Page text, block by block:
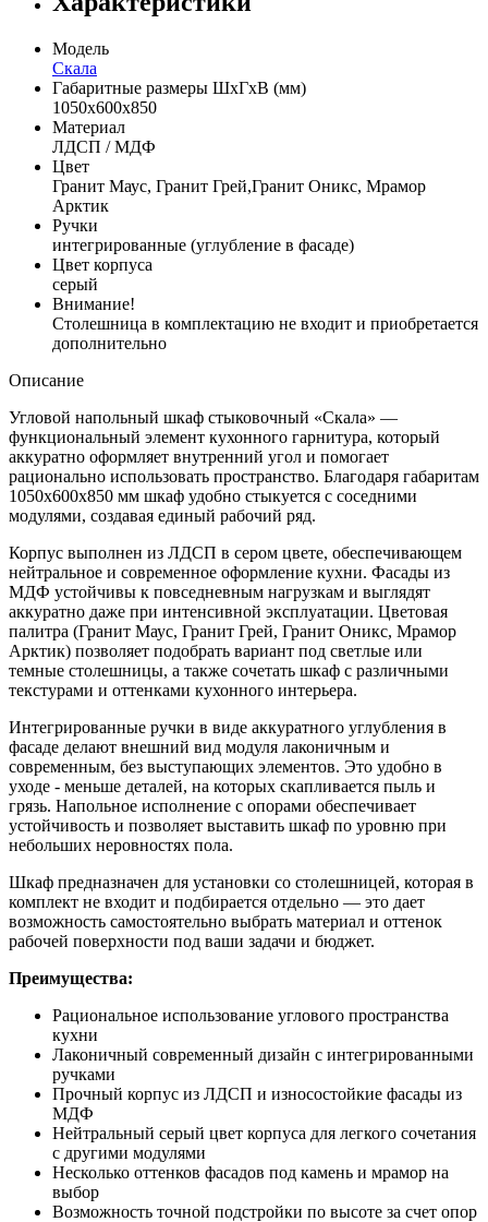
Модель
Скала
Габаритные размеры ШхГхВ (мм)
1050х600х850
Материал
ЛДСП / МДФ
Цвет
Гранит Маус, Гранит Грей,Гранит Оникс, Мрамор
Арктик
Ручки
интегрированные (углубление в фасаде)
Цвет корпуса
серый
Внимание!
Столешница в комплектацию не входит и приобретается
дополнительно
Описание
Угловой напольный шкаф стыковочный «Скала» —
функциональный элемент кухонного гарнитура, который
аккуратно оформляет внутренний угол и помогает
рационально использовать пространство. Благодаря габаритам
1050x600x850 мм шкаф удобно стыкуется с соседними
модулями, создавая единый рабочий ряд.
Корпус выполнен из ЛДСП в сером цвете, обеспечивающем
нейтральное и современное оформление кухни. Фасады из
МДФ устойчивы к повседневным нагрузкам и выглядят
аккуратно даже при интенсивной эксплуатации. Цветовая
палитра (Гранит Маус, Гранит Грей, Гранит Оникс, Мрамор
Арктик) позволяет подобрать вариант под светлые или
темные столешницы, а также сочетать шкаф с различными
текстурами и оттенками кухонного интерьера.
Интегрированные ручки в виде аккуратного углубления в
фасаде делают внешний вид модуля лаконичным и
современным, без выступающих элементов. Это удобно в
уходе - меньше деталей, на которых скапливается пыль и
грязь. Напольное исполнение с опорами обеспечивает
устойчивость и позволяет выставить шкаф по уровню при
небольших неровностях пола.
Шкаф предназначен для установки со столешницей, которая в
комплект не входит и подбирается отдельно — это дает
возможность самостоятельно выбрать материал и оттенок
рабочей поверхности под ваши задачи и бюджет.
Преимущества:
Рациональное использование углового пространства
кухни
Лаконичный современный дизайн с интегрированными
ручками
Прочный корпус из ЛДСП и износостойкие фасады из
МДФ
Нейтральный серый цвет корпуса для легкого сочетания
с другими модулями
Несколько оттенков фасадов под камень и мрамор на
выбор
Возможность точной подстройки по высоте за счет опор